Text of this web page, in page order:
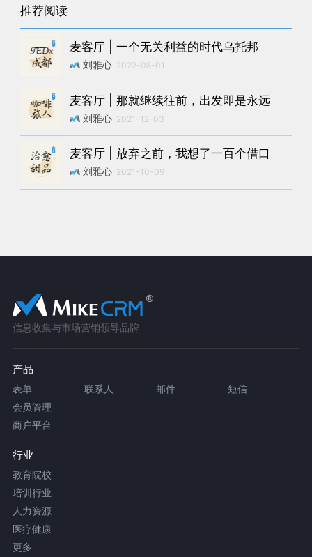
推荐阅读
麦客厅 | 一个无关利益的时代乌托邦
刘雅心 2022-08-01
麦客厅 | 那就继续往前，出发即是永远
刘雅心 2021-12-03
麦客厅 | 放弃之前，我想了一百个借口
刘雅心 2021-10-09
信息收集与市场营销领导品牌
产品
表单 联系人 邮件
短信
会员管理
商户平台
行业
教育院校
培训行业
人力资源
医疗健康
更多